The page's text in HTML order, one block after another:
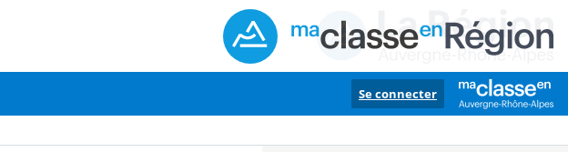
Se connecter